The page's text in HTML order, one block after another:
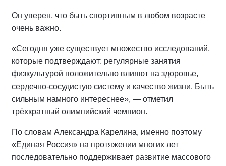
Он уверен, что быть спортивным в любом возрасте
очень важно.
«Сегодня уже существует множество исследований,
которые подтверждают: регулярные занятия
физкультурой положительно влияют на здоровье,
сердечно-сосудистую систему и качество жизни. Быть
сильным намного интереснее», — отметил
трёхкратный олимпийский чемпион.
По словам Александра Карелина, именно поэтому
«Единая Россия» на протяжении многих лет
последовательно поддерживает развитие массового